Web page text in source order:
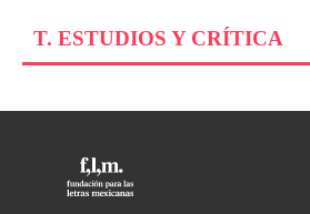
T. ESTUDIOS Y CRÍTICA